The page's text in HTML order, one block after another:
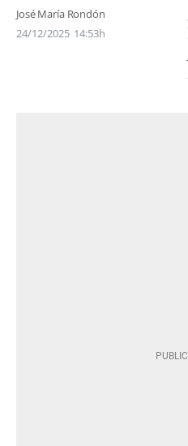
José María Rondón
24/12/2025 14:53h